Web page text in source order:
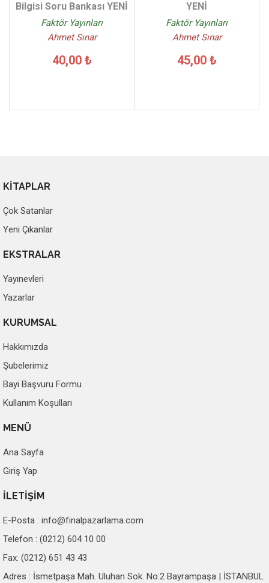
Bilgisi Soru Bankası YENİ
Faktör Yayınları
Ahmet Sınar
40,00 ₺
YENİ
Faktör Yayınları
Ahmet Sınar
45,00 ₺
KİTAPLAR
Çok Satanlar
Yeni Çıkanlar
EKSTRALAR
Yayınevleri
Yazarlar
KURUMSAL
Hakkımızda
Şubelerimiz
Bayi Başvuru Formu
Kullanım Koşulları
MENÜ
Ana Sayfa
Giriş Yap
İLETİŞİM
E-Posta : info@finalpazarlama.com
Telefon : (0212) 604 10 00
Fax: (0212) 651 43 43
Adres : İsmetpaşa Mah. Uluhan Sok. No:2 Bayrampaşa | İSTANBUL